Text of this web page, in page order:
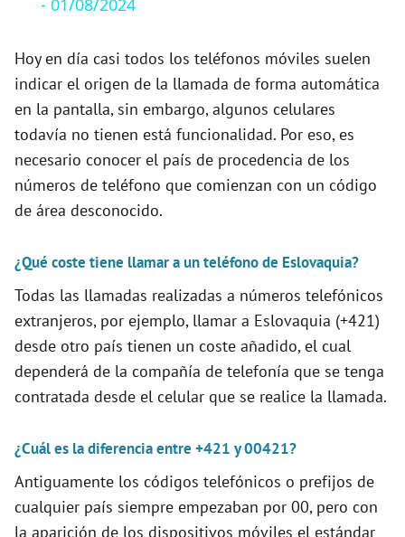
y
V
i
e
o
- 01/08/2024
Hoy en día casi todos los teléfonos móviles suelen
indicar el origen de la llamada de forma automática
en la pantalla, sin embargo, algunos celulares
todavía no tienen está funcionalidad. Por eso, es
necesario conocer el país de procedencia de los
números de teléfono que comienzan con un código
de área desconocido.
¿Qué coste tiene llamar a un teléfono de Eslovaquia?
Todas las llamadas realizadas a números telefónicos
extranjeros, por ejemplo, llamar a Eslovaquia (+421)
desde otro país tienen un coste añadido, el cual
dependerá de la compañía de telefonía que se tenga
contratada desde el celular que se realice la llamada.
¿Cuál es la diferencia entre +421 y 00421?
Antiguamente los códigos telefónicos o prefijos de
cualquier país siempre empezaban por 00, pero con
la aparición de los dispositivos móviles el estándar